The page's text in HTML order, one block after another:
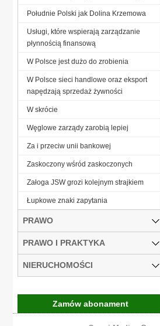
Południe Polski jak Dolina Krzemowa
Usługi, które wspierają zarządzanie
płynnością finansową
W Polsce jest dużo do zrobienia
W Polsce sieci handlowe oraz eksport
napędzają sprzedaż żywności
W skrócie
Węglowe zarządy zarobią lepiej
Za i przeciw unii bankowej
Zaskoczony wśród zaskoczonych
Załoga JSW grozi kolejnym strajkiem
Łupkowe znaki zapytania
PRAWO
PRAWO I PRAKTYKA
NIERUCHOMOŚCI
Zamów abonament